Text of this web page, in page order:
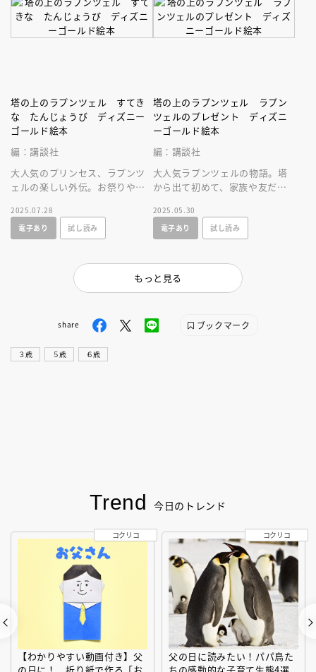
塔の上のラプンツェル すてき
な たんじょうび ディズニー
ゴールド絵本
編：講談社
大人気のプリンセス、ラプンツ
ェルの楽しい外伝。お祭りやお
載の物語！
2025.07.28
電子あり
試し読み
塔の上のラプンツェル ラプン
ツェルのプレゼント ディズニ
ーゴールド絵本
編：講談社
大人気ラプンツェルの物語。塔
から出て初めて、家族や友だち
台の、幸せな気持ちになれるお
話です。
2025.05.30
電子あり
試し読み
もっと見る
share ブックマーク
３歳 ５歳 ６歳
Trend 今日のトレンド
【わかりやすい動画付き】父
の日に！ 折り紙で作る「お
コクリコ
父の日に読みたい！パパ鳥た
ちの感動的な子育て生態4選
コクリコ